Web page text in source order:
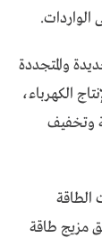
الواردات.
والمتجددة
الكهرباء،
وتخفيف
الطاقة
مزيج طاقة